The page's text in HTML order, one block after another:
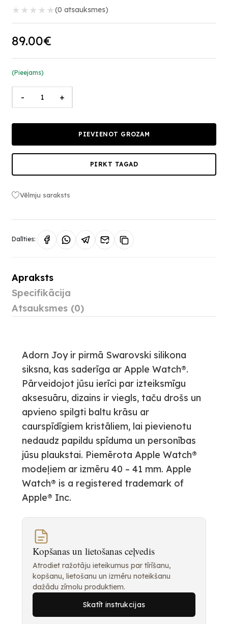
★ ★ ★ ★ ★(0 atsauksmes)
89.00€
(Pieejams)
- +
PIEVIENOT GROZAM
PIRKT TAGAD
Vēlmju saraksts
Dalīties:
Apraksts
Specifikācija
Atsauksmes (0)
Adorn Joy ir pirmā Swarovski silikona
siksna, kas saderīga ar Apple Watch®.
Pārveidojot jūsu ierīci par izteiksmīgu
aksesuāru, dizains ir viegls, taču drošs un
apvieno spilgti baltu krāsu ar
caurspīdīgiem kristāliem, lai pievienotu
nedaudz papildu spīduma un personības
jūsu plaukstai. Piemērota Apple Watch®
modeļiem ar izmēru 40 – 41 mm. Apple
Watch® is a registered trademark of
Apple® Inc.
Kopšanas un lietošanas ceļvedis
Atrodiet ražotāju ieteikumus par tīrīšanu,
kopšanu, lietošanu un izmēru noteikšanu
dažādu zīmolu produktiem.
Skatīt instrukcijas